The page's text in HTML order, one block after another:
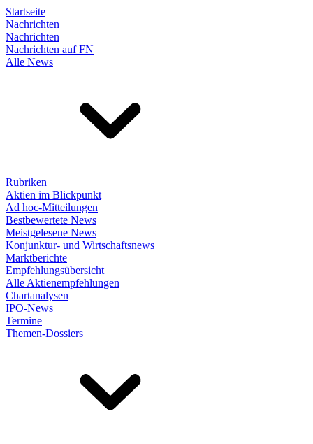
Startseite
Nachrichten
Nachrichten
Nachrichten auf FN
Alle News
Rubriken
Aktien im Blickpunkt
Ad hoc-Mitteilungen
Bestbewertete News
Meistgelesene News
Konjunktur- und Wirtschaftsnews
Marktberichte
Empfehlungsübersicht
Alle Aktienempfehlungen
Chartanalysen
IPO-News
Termine
Themen-Dossiers